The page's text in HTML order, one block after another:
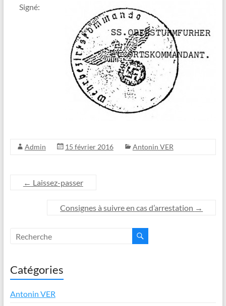
Signé:
Admin 15 février 2016 Antonin VER
← Laissez-passer
Consignes à suivre en cas d’arrestation →
Catégories
Antonin VER